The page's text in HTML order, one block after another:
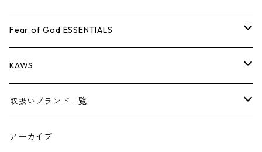
小物
コラボレーション
×THE NORTH FACE
×COMME des GARCONS
シーズンアイテム
26SS
BOX LOGOアイテム
シューズ
小物
バッグ
シューズ
小物
キャップ・ハット
バッグ
シューズ
小物
パンツ
キャップ・ハット
バッグ
シューズ
ジャケット
パンツ
キャップ
バッグ
シャツ
ジャケット
パンツ
キャップ・ハット
スウェット/ニット
シャツ
ジャケット
パンツ
AIR JORDAN 1
AIR JORDAN 3
アパレル・小物
Tシャツ
ロンTEE
スウェット/ニット
ジャケット
Fear of God ESSENTIALS
Tシャツ
ロンTEE
スウェット/ニット
KAWS
アパレル
小物
取扱いブランド一覧
A
アーカイブ